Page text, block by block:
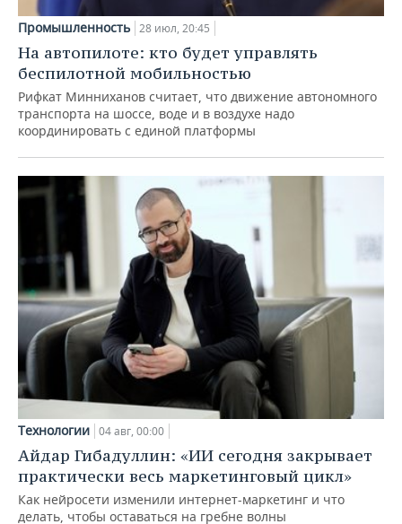
Промышленность 28 июл, 20:45
На автопилоте: кто будет управлять
беспилотной мобильностью
Рифкат Минниханов считает, что движение автономного
транспорта на шоссе, воде и в воздухе надо
координировать с единой платформы
Технологии 04 авг, 00:00
Айдар Гибадуллин: «ИИ сегодня закрывает
практически весь маркетинговый цикл»
Как нейросети изменили интернет-маркетинг и что
делать, чтобы оставаться на гребне волны